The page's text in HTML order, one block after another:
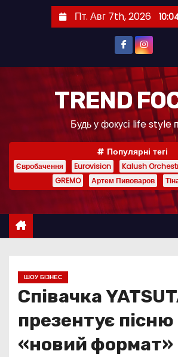
и
Пт. Авг 7th, 2026
TREND
Будь у фокусі life style
Популярні тегі
Євробачення Eurovision Kalush
GREMO
Артем Пивоваров
ШОУ БІЗНЕС
Співачка
презентує пісню
«новий формат»